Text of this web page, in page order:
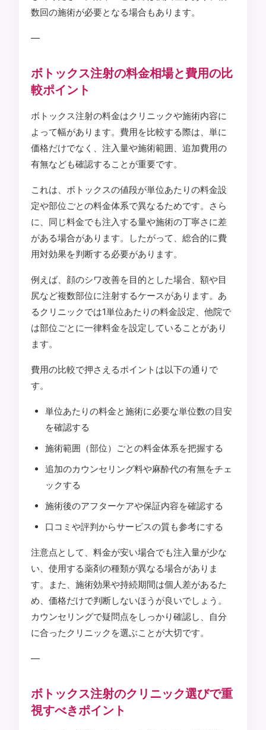
数回の施術が必要となる場合もあります。
—
ボトックス注射の料金相場と費用の比
較ポイント
ボトックス注射の料金はクリニックや施術内容に
よって幅があります。費用を比較する際は、単に
価格だけでなく、注入量や施術範囲、追加費用の
有無なども確認することが重要です。
これは、ボトックスの値段が単位あたりの料金設
定や部位ごとの料金体系で異なるためです。さら
に、同じ料金でも注入する量や施術の丁寧さに差
がある場合があります。したがって、総合的に費
用対効果を判断する必要があります。
例えば、顔のシワ改善を目的とした場合、額や目
尻など複数部位に注射するケースがあります。あ
るクリニックでは1単位あたりの料金設定、他院で
は部位ごとに一律料金を設定していることがあり
ます。
費用の比較で押さえるポイントは以下の通りで
す。
単位あたりの料金と施術に必要な単位数の目安
を確認する
施術範囲（部位）ごとの料金体系を把握する
追加のカウンセリング料や麻酔代の有無をチェ
ックする
施術後のアフターケアや保証内容を確認する
口コミや評判からサービスの質も参考にする
注意点として、料金が安い場合でも注入量が少な
い、使用する薬剤の種類が異なる場合がありま
す。また、施術効果や持続期間は個人差があるた
め、価格だけで判断しないほうが良いでしょう。
カウンセリングで疑問点をしっかり確認し、自分
に合ったクリニックを選ぶことが大切です。
—
ボトックス注射のクリニック選びで重
視すべきポイント